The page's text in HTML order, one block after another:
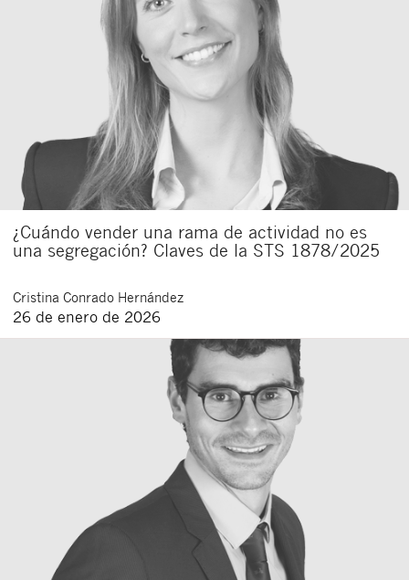
¿Cuándo vender una rama de actividad no es
una segregación? Claves de la STS 1878/2025
Cristina Conrado Hernández
26 de enero de 2026